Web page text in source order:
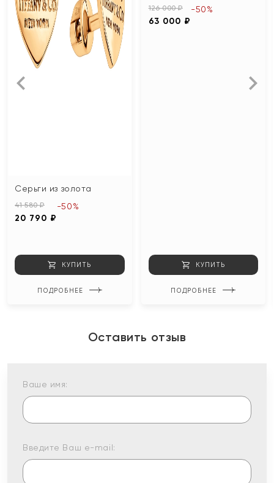
Серьги из золота
41 580 ₽
20 790 ₽
-50%
КУПИТЬ
ПОДРОБНЕЕ
126 000 ₽
63 000 ₽
-50%
КУПИТЬ
ПОДРОБНЕЕ
Оставить отзыв
Ваше имя:
Введите Ваш e-mail: